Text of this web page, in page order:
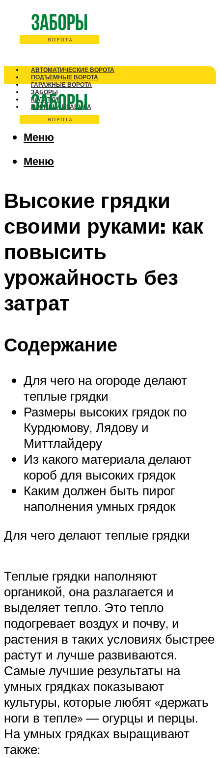
АВТОМАТИЧЕСКИЕ ВОРОТА
ПОДЪЕМНЫЕ ВОРОТА
ГАРАЖНЫЕ ВОРОТА
ЗАБОРЫ
КАЛИТКИ
НОРМЫ И ПРАВИЛА
Меню
Меню
Высокие грядки
своими руками: как
повысить
урожайность без
затрат
Содержание
Для чего на огороде делают
теплые грядки
Размеры высоких грядок по
Курдюмову, Лядову и
Миттлайдеру
Из какого материала делают
короб для высоких грядок
Каким должен быть пирог
наполнения умных грядок
Для чего делают теплые грядки
Теплые грядки наполняют
органикой, она разлагается и
выделяет тепло. Это тепло
подогревает воздух и почву, и
растения в таких условиях быстрее
растут и лучше развиваются.
Самые лучшие результаты на
умных грядках показывают
культуры, которые любят «держать
ноги в тепле» — огурцы и перцы.
На умных грядках выращивают
также: